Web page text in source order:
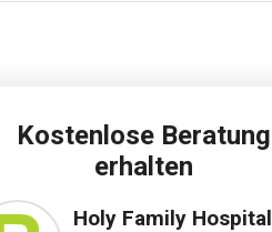
Kostenlose Beratung
erhalten
Holy Family Hospital